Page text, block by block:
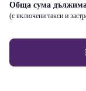
Обща сума дължима
(с включени такси и